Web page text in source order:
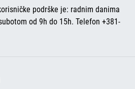
podrške je: radnim danima
od 9h do 15h. Telefon +381-